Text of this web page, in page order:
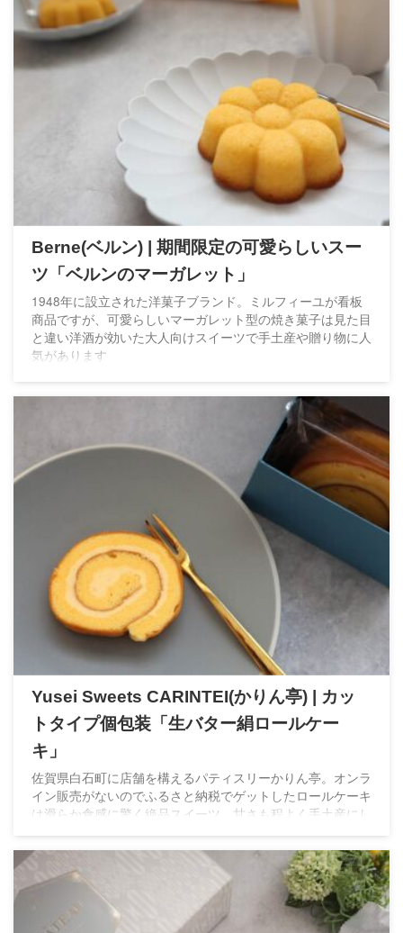
Berne(ベルン) | 期間限定の可愛らしいスー
ツ「ベルンのマーガレット」
1948年に設立された洋菓子ブランド。ミルフィーユが看板
商品ですが、可愛らしいマーガレット型の焼き菓子は見た目
と違い洋酒が効いた大人向けスイーツで手土産や贈り物に人
気があります
Yusei Sweets CARINTEI(かりん亭) | カッ
トタイプ個包装「生バター絹ロールケー
キ」
佐賀県白石町に店舗を構えるパティスリーかりん亭。オンラ
イン販売がないのでふるさと納税でゲットしたロールケーキ
は滑らか食感に驚く絶品スイーツ。甘さも程よく手土産にし